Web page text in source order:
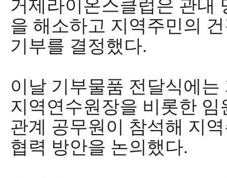
거제라이온스클럽은 관내
을 해소하고 지역주민의
기부를 결정했다.
이날 기부물품 전달식에
지역연수원장을 비롯한
관계 공무원이 참석해 지
협력 방안을 논의했다.